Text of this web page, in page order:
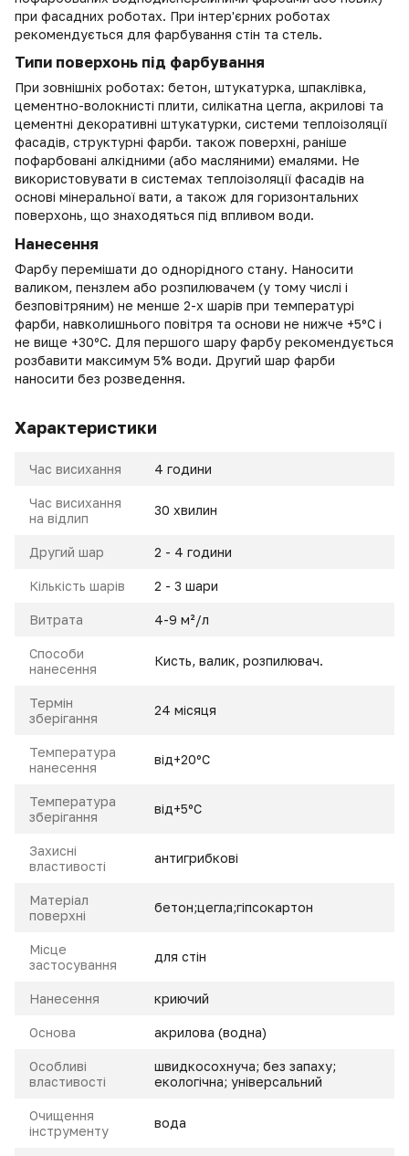
при фасадних роботах. При інтер'єрних роботах
рекомендується для фарбування стін та стель.
Типи поверхонь під фарбування
При зовнішніх роботах: бетон, штукатурка, шпаклівка,
цементно-волокнисті плити, силікатна цегла, акрилові та
цементні декоративні штукатурки, системи теплоізоляції
фасадів, структурні фарби. також поверхні, раніше
пофарбовані алкідними (або масляними) емалями. Не
використовувати в системах теплоізоляції фасадів на
основі мінеральної вати, а також для горизонтальних
поверхонь, що знаходяться під впливом води.
Нанесення
Фарбу перемішати до однорідного стану. Наносити
валиком, пензлем або розпилювачем (у тому числі і
безповітряним) не менше 2-х шарів при температурі
фарби, навколишнього повітря та основи не нижче +5ºС і
не вище +30ºС. Для першого шару фарбу рекомендується
розбавити максимум 5% води. Другий шар фарби
наносити без розведення.
Характеристики
Час висихання 4 години
Час висихання
на відлип
30 хвилин
Другий шар 2 - 4 години
Кількість шарів 2 - 3 шари
Витрата 4-9 м²/л
Способи
нанесення
Кисть, валик, розпилювач.
Термін
зберігання
24 місяця
Температура
нанесення
від+20ºС
Температура
зберігання
від+5ºC
Захисні
властивості
антигрибкові
Матеріал
поверхні
бетон;цегла;гіпсокартон
Місце
застосування
для стін
Нанесення криючий
Основа акрилова (водна)
Особливі
властивості
швидкосохнуча; без запаху;
екологічна; універсальний
Очищення
інструменту
вода